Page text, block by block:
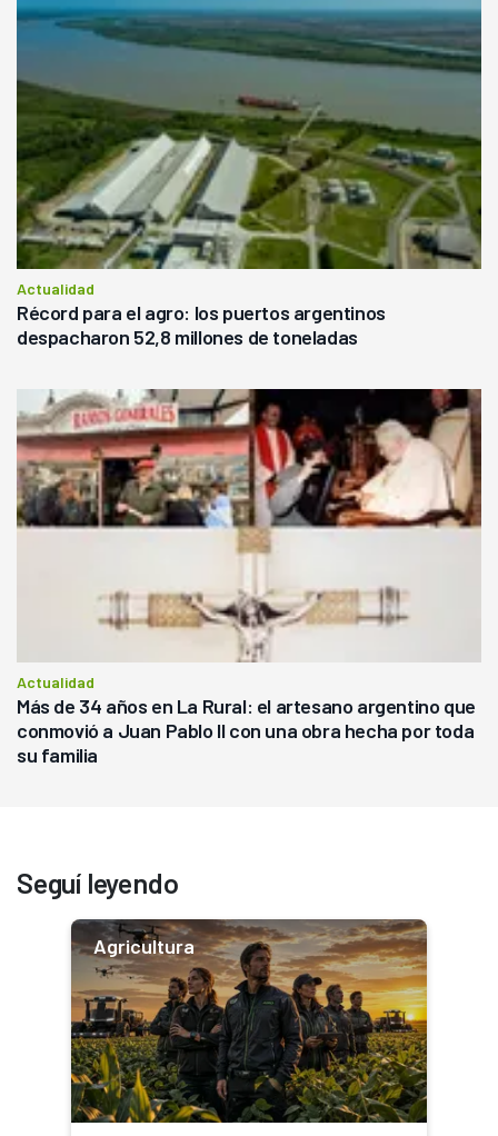
Actualidad
Récord para el agro: los puertos argentinos
despacharon 52,8 millones de toneladas
Actualidad
Más de 34 años en La Rural: el artesano argentino que
conmovió a Juan Pablo II con una obra hecha por toda
su familia
Seguí leyendo
Agricultura